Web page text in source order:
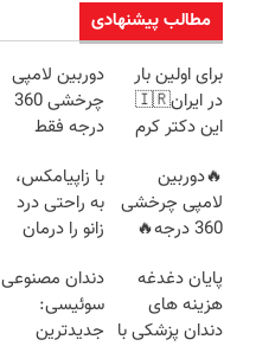
مطالب پیشنهادی
برای اولین بار
در ایران🇮🇷
این دکتر کرم
روزه ساخت!
دوربین لامپی
چرخشی 360
درجه فقط
🔥 پرداخت
درب منزل
🔥دوربین
لامپی چرخشی
360 درجه🔥
منزل + گارانتی
تعویض
با زاپیامکس،
به راحتی درد
زانو را درمان
پایان دغدغه
هزینه های
دندان پزشکی با
دندان مصنوعی
سوئیسی:
جدیدترین